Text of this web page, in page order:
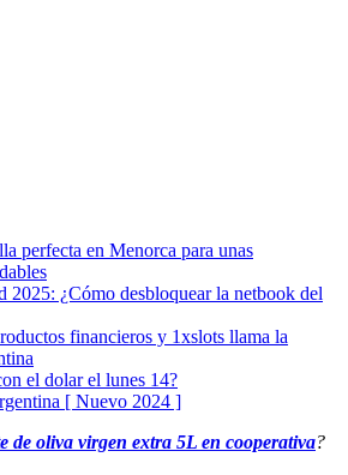
perfecta en Menorca para unas
2025: ¿Cómo desbloquear la netbook del
financieros y 1xslots llama la
el dolar el lunes 14?
[ Nuevo 2024 ]
de oliva virgen extra 5L en cooperativa?